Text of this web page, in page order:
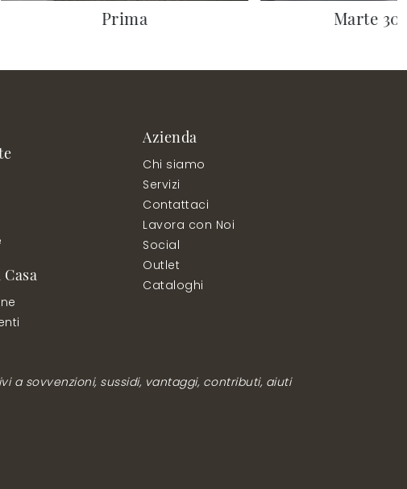
Prima Marte
Azienda
Chi siamo
Servizi
Contattaci
Lavora con Noi
Social
Outlet
Cataloghi
a sovvenzioni, sussidi, vantaggi, contributi, aiuti